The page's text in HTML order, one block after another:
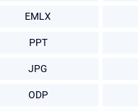
EMLX
PPT
JPG
ODP